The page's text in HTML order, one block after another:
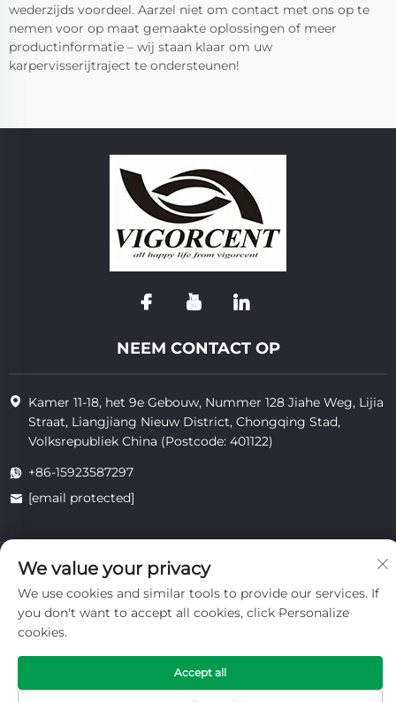
wederzijds voordeel. Aarzel niet om contact met ons op te
nemen voor op maat gemaakte oplossingen of meer
productinformatie – wij staan klaar om uw
karpervisserijtraject te ondersteunen!
NEEM CONTACT OP
Kamer 11-18, het 9e Gebouw, Nummer 128 Jiahe Weg, Lijia
Straat, Liangjiang Nieuw District, Chongqing Stad,
Volksrepubliek China (Postcode: 401122)
+86-15923587297
[email protected]
Auteursrecht © 2025 van Chongqing Vigorcent Technology Co.,
Ltd.
Privacybeleid
We value your privacy
We use cookies and similar tools to provide our services. If
you don't want to accept all cookies, click Personalize
cookies.
Accept all